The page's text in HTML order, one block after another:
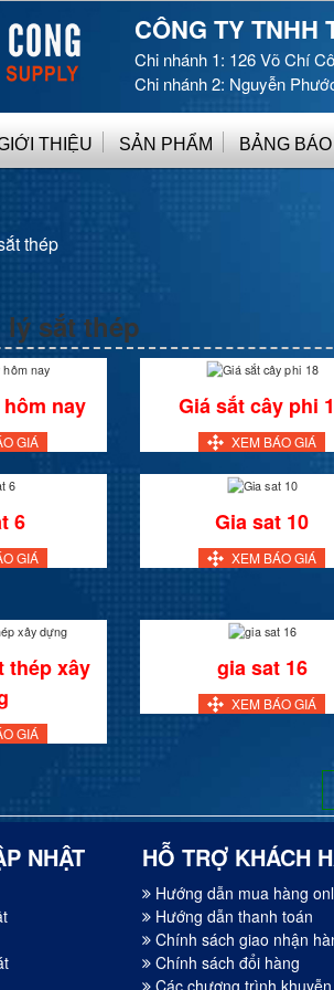
CÔNG TY TNHH
Chi nhánh 1: 126 Võ Chí
Chi nhánh 2: Nguyễn
THIỆU SẢN PHẨM BẢNG
thép
sắt thép
nay
GIÁ
Giá sắt cây phi
XEM BÁO GIÁ
6
GIÁ
Gia sat 10
XEM BÁO GIÁ
thép xây
GIÁ
gia sat 16
XEM BÁO GIÁ
NHẬT HỖ TRỢ KHÁCH
Hướng dẫn mua hàng
Hướng dẫn thanh toán
Chính sách giao nhận
Chính sách đổi hàng
Các chương trình